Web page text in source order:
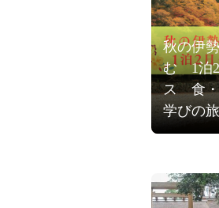
秋の伊
む 1泊2
ス 食・
学びの旅